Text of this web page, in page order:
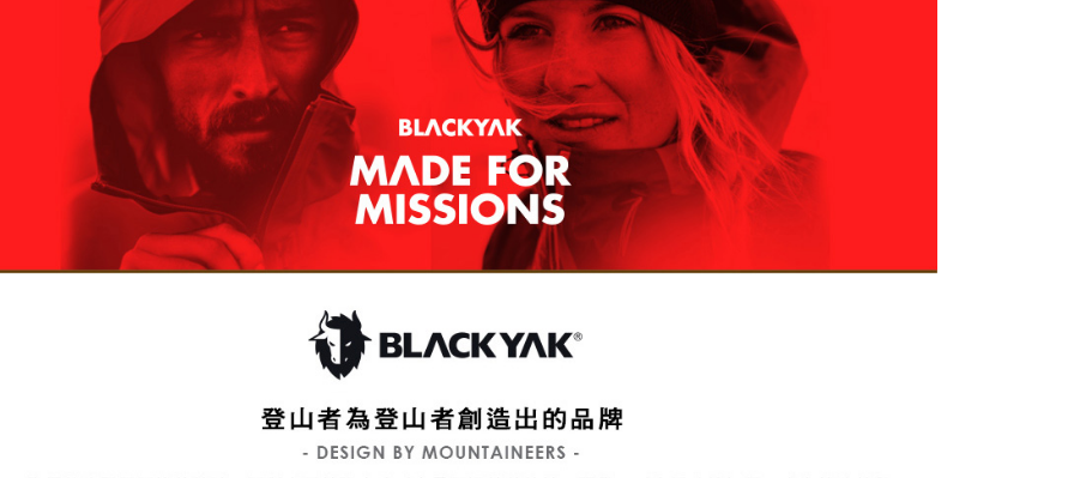
２．關於個人資料處理事宜，請瀏覽以下網址：
https://aftee.tw/terms/#terms3
３．未成年的使用者請事先徵得法定代理人或監護人之同意方可使用
「AFTEE先享後付」，若未經同意申辦者引起之損失，本公司不負相關責
４．使用「AFTEE先享後付」時，將依據個別帳號之用戶狀況，依本公司
即時審查核予不同之上限額度；若仍有額度不足之情形，本公司將視審查
結果請求用戶進行身份認證。
５．嚴禁一人註冊多個帳號或使用他人資訊註冊。若發現惡意使用之情
形，恩沛科技股份有限公司將有權停止該用戶之使用額度並採取法律行
動。
付款後7-11取貨
每筆NT$60，滿NT$799(含以上)免運費
每筆NT$70，滿NT$799(含以上)免運費